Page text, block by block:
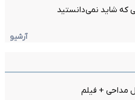
آرشیو
مداحی + فیلم